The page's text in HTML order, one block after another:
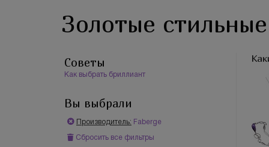
Золотые
Советы
Как выбрать бриллиант
Вы выбрали
Производитель: Faberge
Сбросить все фильтры